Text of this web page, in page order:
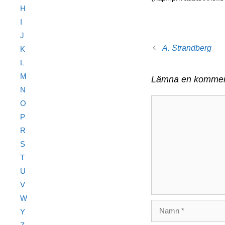
A. Strandberg
Lämna en
H
I
J
K
L
M
N
O
P
R
S
T
U
V
W
Y